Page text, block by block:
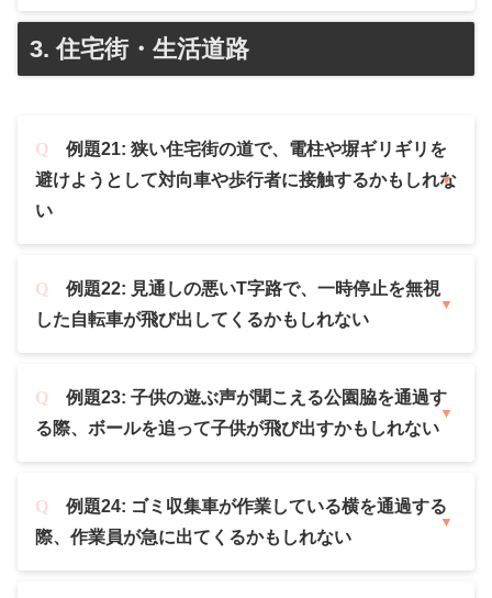
3. 住宅街・生活道路
例題21: 狭い住宅街の道で、電柱や塀ギリギリを
避けようとして対向車や歩行者に接触するかもしれな
い
例題22: 見通しの悪いT字路で、一時停止を無視
した自転車が飛び出してくるかもしれない
例題23: 子供の遊ぶ声が聞こえる公園脇を通過す
る際、ボールを追って子供が飛び出すかもしれない
例題24: ゴミ収集車が作業している横を通過する
際、作業員が急に出てくるかもしれない